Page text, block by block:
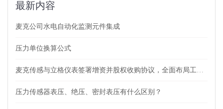
最新内容
麦克公司水电自动化监测元件集成
压力单位换算公式
压力传感器表压、绝压、密封表压有什么区别？